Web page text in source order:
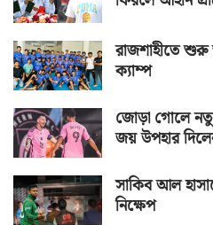
রাজশাহীতে শুরু
ক্যাম্প
জোড়া গোলে নতুন
জয় উপহার
সাকিব আল
নিক্ষেপ